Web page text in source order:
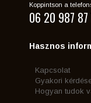
Koppintson a
06 20 987 87
Hasznos
Kapcsolat
Gyakori
Hogyan tudok